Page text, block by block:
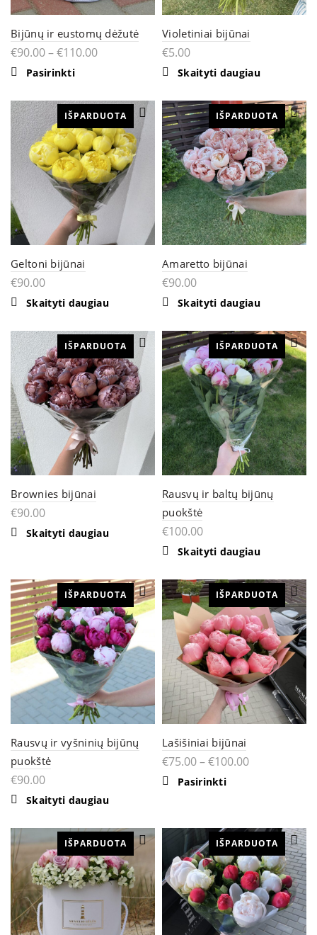
Bijūnų ir eustomų dėžutė
€90.00–€110.00
PasirinktiThis
multiple
variants.
The
options
may
be
chosen
on
the
product
page
Violetiniai bijūnai
€5.00
Skaityti daugiau
IŠPARDUOTA
Geltoni bijūnai
€90.00
Skaityti daugiau
IŠPARDUOTA
Amaretto bijūnai
€90.00
Skaityti daugiau
IŠPARDUOTA
Brownies bijūnai
€90.00
Skaityti daugiau
IŠPARDUOTA
Rausvų ir baltų bijūnų
puokštė
€100.00
Skaityti daugiau
IŠPARDUOTA
Rausvų ir vyšninių bijūnų
puokštė
€90.00
Skaityti daugiau
IŠPARDUOTA
Lašišiniai bijūnai
€75.00–€100.00
PasirinktiThis
variants.
The
options
may
be
chosen
on
the
product
page
IŠPARDUOTA IŠPARDUOTA